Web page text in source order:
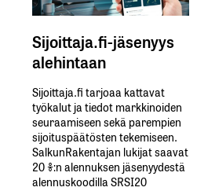
Sijoittaja.fi-jäsenyys
alehintaan
Sijoittaja.fi tarjoaa kattavat
työkalut ja tiedot markkinoiden
seuraamiseen sekä parempien
sijoituspäätösten tekemiseen.
SalkunRakentajan lukijat saavat
20 %:n alennuksen jäsenyydestä
alennuskoodilla SRSI20